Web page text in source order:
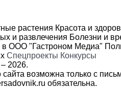
растения Красота и
и развлечения Болезни и
в ООО "Гастроном Медиа"
Спецпроекты Конкурсы
2026.
возможна только с
обязательна.